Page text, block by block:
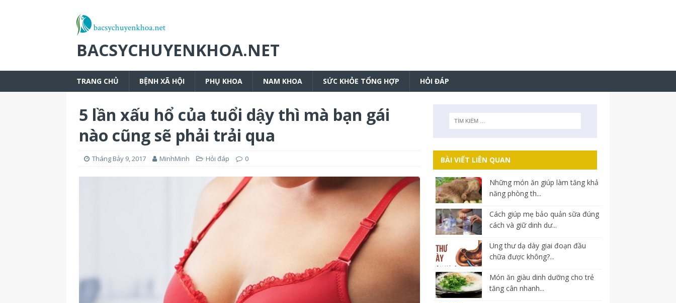
BACSYCHUYENKHOA.NET
TRANG CHỦ BỆNH XÃ HỘI PHỤ KHOA NAM KHOA SỨC KHỎE TỔNG HỢP HỎI ĐÁP
5 lần xấu hổ của tuổi dậy thì mà bạn gái
nào cũng sẽ phải trải qua
Tháng Bảy 9, 2017 MinhMinh Hỏi đáp 0 BÀI VIẾT LIÊN QUAN
Những món ăn giúp làm tăng khả
năng phòng th...
Cách giúp mẹ bảo quản sữa đúng
cách và giữ dinh dư...
Ung thư dạ dày giai đoạn đầu
chữa được không?...
Món ăn giàu dinh dưỡng cho trẻ
tăng cân nhanh...